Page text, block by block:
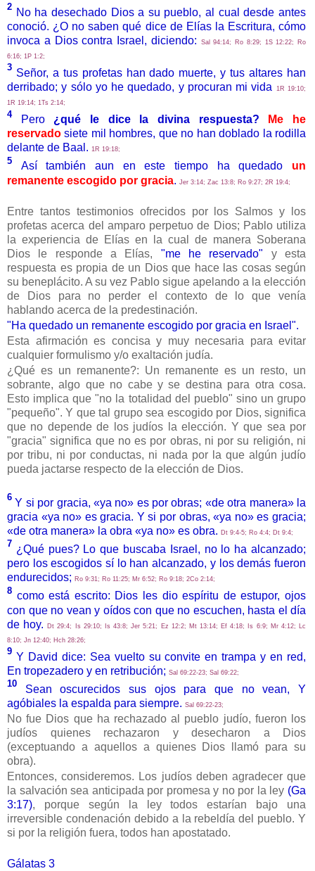
2 No ha desechado Dios a su pueblo, al cual desde antes
conoció. ¿O no saben qué dice de Elías la Escritura, cómo
invoca a Dios contra Israel, diciendo:
Sal 94:14; Ro 8:29; 1S 12:22; Ro
6:16; 1P 1:2;
3 Señor, a tus profetas han dado muerte, y tus altares han
derribado; y sólo yo he quedado, y procuran mi vida
1R 19:10;
1R 19:14; 1Ts 2:14;
4 Pero ¿qué le dice la divina respuesta?
Me he
reservado siete mil hombres, que no han doblado la rodilla
delante de Baal. 1R 19:18;
5 Así también aun en este tiempo ha quedado un
remanente escogido por gracia. Jer 3:14; Zac 13:8; Ro 9:27; 2R 19:4;
Entre tantos testimonios ofrecidos por los Salmos y los
profetas acerca del amparo perpetuo de Dios; Pablo utiliza
la experiencia de Elías en la cual de manera Soberana
Dios le responde a Elías, "me he reservado" y esta
respuesta es propia de un Dios que hace las cosas según
su beneplácito. A su vez Pablo sigue apelando a la elección
de Dios para no perder el contexto de lo que venía
hablando acerca de la predestinación.
"Ha quedado un remanente escogido por gracia en Israel".
Esta afirmación es concisa y muy necesaria para evitar
cualquier formulismo y/o exaltación judía.
¿Qué es un remanente?: Un remanente es un resto, un
sobrante, algo que no cabe y se destina para otra cosa.
Esto implica que "no la totalidad del pueblo" sino un grupo
"pequeño". Y que tal grupo sea escogido por Dios, significa
que no depende de los judíos la elección. Y que sea por
"gracia" significa que no es por obras, ni por su religión, ni
por tribu, ni por conductas, ni nada por la que algún judío
pueda jactarse respecto de la elección de Dios.
6Y si por gracia, «ya no» es por obras; «de otra manera» la
gracia «ya no» es gracia. Y si por obras, «ya no» es gracia;
«de otra manera» la obra «ya no» es obra. Dt 9:4-5; Ro 4:4; Dt 9:4;
7 ¿Qué pues? Lo que buscaba Israel, no lo ha alcanzado;
pero los escogidos sí lo han alcanzado, y los demás fueron
endurecidos; Ro 9:31; Ro 11:25; Mr 6:52; Ro 9:18; 2Co 2:14;
8 como está escrito: Dios les dio espíritu de estupor, ojos
con que no vean y oídos con que no escuchen, hasta el día
de hoy.Dt 29:4; Is 29:10; Is 43:8; Jer 5:21; Ez 12:2; Mt 13:14; Ef 4:18; Is 6:9; Mr 4:12; Lc
8:10; Jn 12:40; Hch 28:26;
9 Y David dice: Sea vuelto su convite en trampa y en red,
En tropezadero y en retribución; Sal 69:22-23; Sal 69:22;
10 Sean oscurecidos sus ojos para que no vean, Y
agóbiales la espalda para siempre. Sal 69:22-23;
No fue Dios que ha rechazado al pueblo judío, fueron los
judíos quienes rechazaron y desecharon a Dios
(exceptuando a aquellos a quienes Dios llamó para su
obra).
Entonces, consideremos. Los judíos deben agradecer que
la salvación sea anticipada por promesa y no por la ley (Ga
3:17), porque según la ley todos estarían bajo una
irreversible condenación debido a la rebeldía del pueblo. Y
si por la religión fuera, todos han apostatado.
Gálatas 3